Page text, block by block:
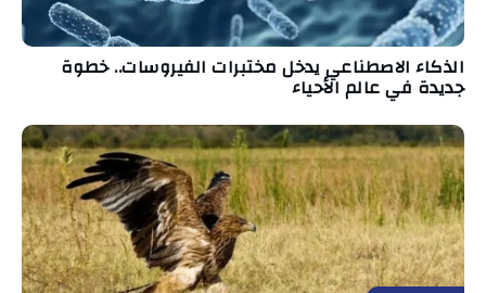
الذكاء الاصطناعي يدخل مختبرات الفيروسات.. خطوة
جديدة في عالم الأحياء